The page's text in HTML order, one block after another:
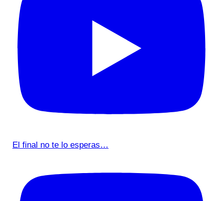
El final no te lo esperas…